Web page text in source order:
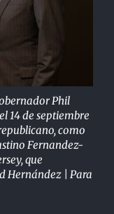
Phil
14de septiembre
como
Fernandez-
que
Hernández | Para